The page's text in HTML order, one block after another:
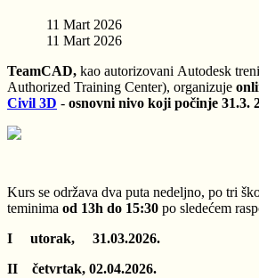
11 Mart 2026
11 Mart 2026
TeamCAD, kao autorizovani Autodesk
Authorized Training Center), organizuje
Civil 3D - osnovni nivo koji počinje 31.3.
Kurs se održava dva puta nedeljno, po tri
teminima od 13h do 15:30 po sledećem
I utorak, 31.03.2026.
II četvrtak, 02.04.2026.